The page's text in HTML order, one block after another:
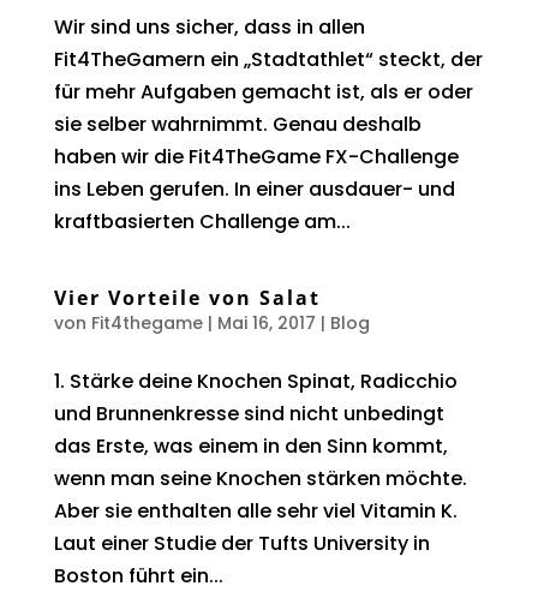
Wir sind uns sicher, dass in allen
Fit4TheGamern ein „Stadtathlet“ steckt, der
für mehr Aufgaben gemacht ist, als er oder
sie selber wahrnimmt. Genau deshalb
haben wir die Fit4TheGame FX-Challenge
ins Leben gerufen. In einer ausdauer- und
kraftbasierten Challenge am...
Vier Vorteile von Salat
von Fit4thegame| Mai 16, 2017 | Blog
1. Stärke deine Knochen Spinat, Radicchio
und Brunnenkresse sind nicht unbedingt
das Erste, was einem in den Sinn kommt,
wenn man seine Knochen stärken möchte.
Aber sie enthalten alle sehr viel Vitamin K.
Laut einer Studie der Tufts University in
Boston führt ein...